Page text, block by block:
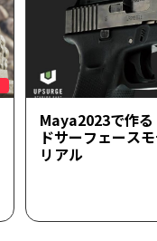
Maya2023で作
ドサーフェース
リアル